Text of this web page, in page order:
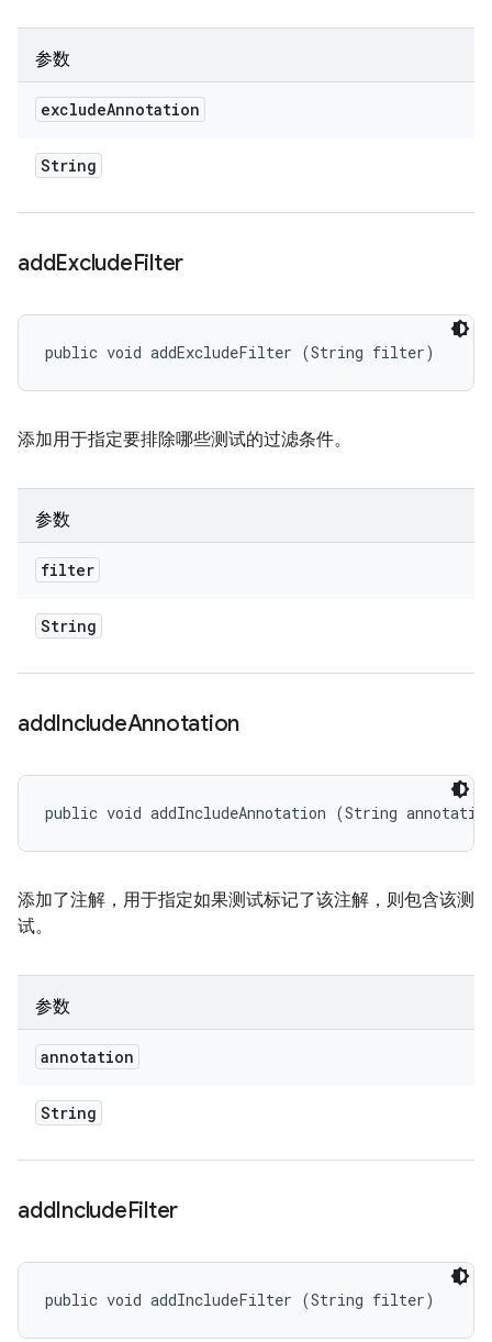
参数
excludeAnnotation
String
addExcludeFilter
public void addExcludeFilter (String filter)
添加用于指定要排除哪些测试的过滤条件。
参数
filter
String
addIncludeAnnotation
public void addIncludeAnnotation (String
添加了注解，用于指定如果测试标记了该注解，则包含该测
试。
参数
annotation
String
addIncludeFilter
public void addIncludeFilter (String filter)